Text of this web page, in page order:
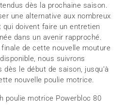
dès la prochaine saison.
une alternative aux nombreux
doivent faire un entretien
dans un avenir rapproché.
finale de cette nouvelle mouture
nous suivrons
dès le début de saison, jusqu’à
nouvelle poulie motrice.